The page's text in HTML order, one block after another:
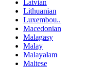
Latvian
Lithuanian
Luxembou..
Macedonian
Malagasy
Malay
Malayalam
Maltese